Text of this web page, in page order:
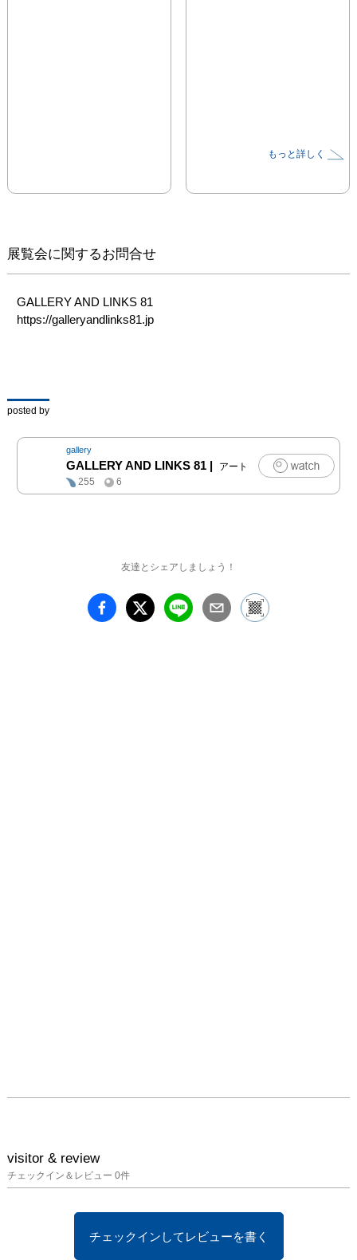
もっと詳しく
展覧会に関するお問合せ
GALLERY AND LINKS 81
https://galleryandlinks81.jp
posted by
gallery
GALLERY AND LINKS 81 |
アート
255
6
友達とシェアしましょう！
visitor & review
チェックイン＆レビュー 0件
チェックインしてレビューを書く